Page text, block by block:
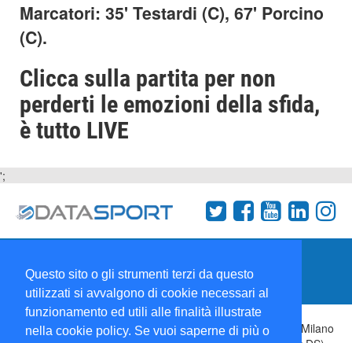
Questo sito o gli strumenti terzi da questo
utilizzati si avvalgono di cookie necessari al
funzionamento ed utili alle finalità illustrate
nella cookie policy. Se vuoi saperne di più o
Marcatori: 35' Testardi (C), 67' Porcino
(C).
Clicca sulla partita per non
perderti le emozioni della sfida,
è tutto LIVE
';
Collabora con noi
Copyright 1995-2026 © Wise Srl Via Palmanova 8 20132 Milano